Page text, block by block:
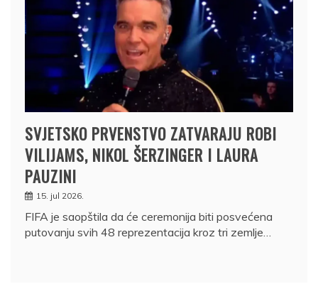
SVJETSKO PRVENSTVO ZATVARAJU ROBI
VILIJAMS, NIKOL ŠERZINGER I LAURA
PAUZINI
15. jul 2026.
FIFA je saopštila da će ceremonija biti posvećena
putovanju svih 48 reprezentacija kroz tri zemlje…